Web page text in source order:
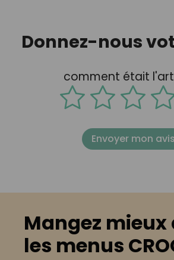
Donnez-nous
comment était
Envoyer mon avis
Mangez mieux
les menus